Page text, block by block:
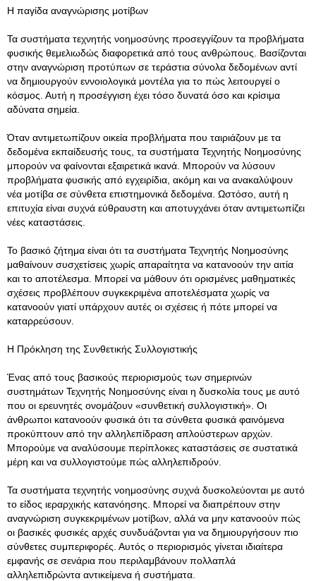
Η παγίδα αναγνώρισης μοτίβων
Τα συστήματα τεχνητής νοημοσύνης προσεγγίζουν τα προβλήματα
φυσικής θεμελιωδώς διαφορετικά από τους ανθρώπους. Βασίζονται
στην αναγνώριση προτύπων σε τεράστια σύνολα δεδομένων αντί
να δημιουργούν εννοιολογικά μοντέλα για το πώς λειτουργεί ο
κόσμος. Αυτή η προσέγγιση έχει τόσο δυνατά όσο και κρίσιμα
αδύνατα σημεία.
Όταν αντιμετωπίζουν οικεία προβλήματα που ταιριάζουν με τα
δεδομένα εκπαίδευσής τους, τα συστήματα Τεχνητής Νοημοσύνης
μπορούν να φαίνονται εξαιρετικά ικανά. Μπορούν να λύσουν
προβλήματα φυσικής από εγχειρίδια, ακόμη και να ανακαλύψουν
νέα μοτίβα σε σύνθετα επιστημονικά δεδομένα. Ωστόσο, αυτή η
επιτυχία είναι συχνά εύθραυστη και αποτυγχάνει όταν αντιμετωπίζει
νέες καταστάσεις.
Το βασικό ζήτημα είναι ότι τα συστήματα Τεχνητής Νοημοσύνης
μαθαίνουν συσχετίσεις χωρίς απαραίτητα να κατανοούν την αιτία
και το αποτέλεσμα. Μπορεί να μάθουν ότι ορισμένες μαθηματικές
σχέσεις προβλέπουν συγκεκριμένα αποτελέσματα χωρίς να
κατανοούν γιατί υπάρχουν αυτές οι σχέσεις ή πότε μπορεί να
καταρρεύσουν.
Η Πρόκληση της Συνθετικής Συλλογιστικής
Ένας από τους βασικούς περιορισμούς των σημερινών
συστημάτων Τεχνητής Νοημοσύνης είναι η δυσκολία τους με αυτό
που οι ερευνητές ονομάζουν «συνθετική συλλογιστική». Οι
άνθρωποι κατανοούν φυσικά ότι τα σύνθετα φυσικά φαινόμενα
προκύπτουν από την αλληλεπίδραση απλούστερων αρχών.
Μπορούμε να αναλύσουμε περίπλοκες καταστάσεις σε συστατικά
μέρη και να συλλογιστούμε πώς αλληλεπιδρούν.
Τα συστήματα τεχνητής νοημοσύνης συχνά δυσκολεύονται με αυτό
το είδος ιεραρχικής κατανόησης. Μπορεί να διαπρέπουν στην
αναγνώριση συγκεκριμένων μοτίβων, αλλά να μην κατανοούν πώς
οι βασικές φυσικές αρχές συνδυάζονται για να δημιουργήσουν πιο
σύνθετες συμπεριφορές. Αυτός ο περιορισμός γίνεται ιδιαίτερα
εμφανής σε σενάρια που περιλαμβάνουν πολλαπλά
αλληλεπιδρώντα αντικείμενα ή συστήματα.